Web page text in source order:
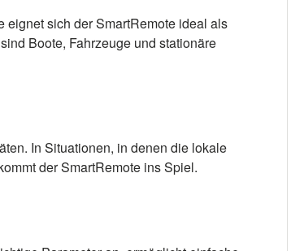
eignet sich der SmartRemote ideal als
Boote, Fahrzeuge und stationäre
In Situationen, in denen die lokale
der SmartRemote ins Spiel.